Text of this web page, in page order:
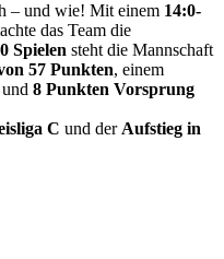
– und wie! Mit einem 14:0-
das Team die
Spielen steht die Mannschaft
57 Punkten, einem
und 8 Punkten Vorsprung
C und der Aufstieg in